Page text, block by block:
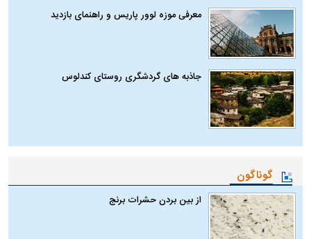
معرفی موزه لوور پاریس و راهنمای بازدید
جاذبه های گردشگری روستای کندلوس
گوناگون
از بین بردن حشرات برنج